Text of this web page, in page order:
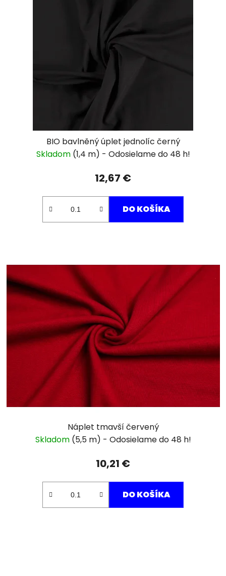
BIO bavlněný úplet jednolíc černý
Skladom (1,4 m)
12,67 €
DO KOŠÍKA
Náplet tmavší červený
Skladom (5,5 m)
10,21 €
DO KOŠÍKA